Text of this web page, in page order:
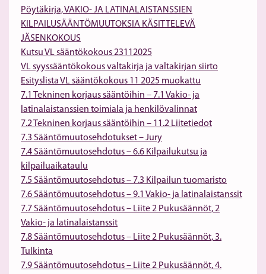
Pöytäkirja, VAKIO- JA LATINALAISTANSSIEN
KILPAILUSÄÄNTÖMUUTOKSIA KÄSITTELEVÄ
JÄSENKOKOUS
Kutsu VL sääntökokous 23112025
VL syyssääntökokous valtakirja ja valtakirjan siirto
Esityslista VL sääntökokous 11 2025 muokattu
7.1 Tekninen korjaus sääntöihin – 7.1 Vakio- ja
latinalaistanssien toimiala ja henkilövalinnat
7.2 Tekninen korjaus sääntöihin – 11.2 Liitetiedot
7.3 Sääntömuutosehdotukset – Jury
7.4 Sääntömuutosehdotus – 6.6 Kilpailukutsu ja
kilpailuaikataulu
7.5 Sääntömuutosehdotus – 7.3 Kilpailun tuomaristo
7.6 Sääntömuutosehdotus – 9.1 Vakio- ja latinalaistanssit
7.7 Sääntömuutosehdotus – Liite 2 Pukusäännöt, 2
Vakio- ja latinalaistanssit
7.8 Sääntömuutosehdotus – Liite 2 Pukusäännöt, 3.
Tulkinta
7.9 Sääntömuutosehdotus – Liite 2 Pukusäännöt, 4.